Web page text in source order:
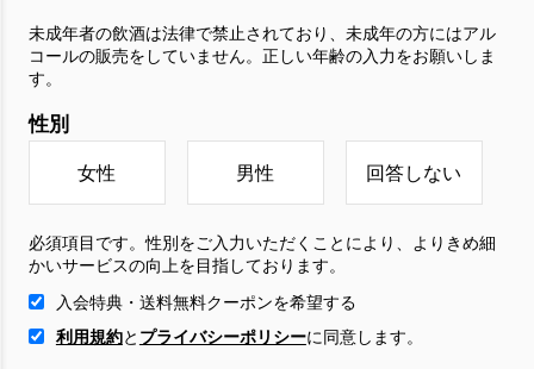
未成年者の飲酒は法律で禁止されており、未成年の方にはアル
コールの販売をしていません。正しい年齢の入力をお願いしま
す。
性別
女性 男性 回答しない
必須項目です。性別をご入力いただくことにより、よりきめ細
かいサービスの向上を目指しております。
入会特典・送料無料クーポンを希望する
利用規約と プライバシーポリシーに 同意します。